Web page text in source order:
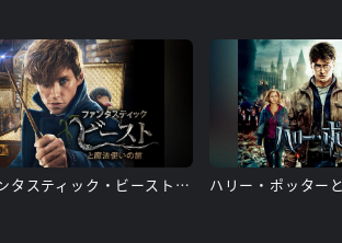
ファンタスティック・ビーストと魔法使いの旅